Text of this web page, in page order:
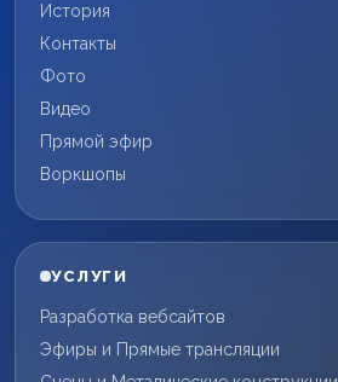
История
Контакты
Фото
Видео
Прямой эфир
Воркшопы
УСЛУГИ
Разработка вебсайтов
Эфиры и Прямые трансляции